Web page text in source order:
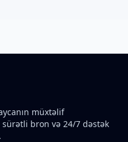
müxtəlif
bron və 24/7 dəstək